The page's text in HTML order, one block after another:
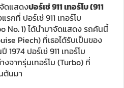
ดแสดงปอร์เช่ 911 เทอร์โบ (911
กที่ ปอร์เช่ 911 เทอร์โบ
No.1) ได้นำมาจัดแสดง รถคันนี้
Piech) ที่เธอได้รับเป็นของ
ปอร์เช่ 911 เทอร์โบ
งจากรุ่นเทอร์โบ (Turbo) ที่
ต้นมา